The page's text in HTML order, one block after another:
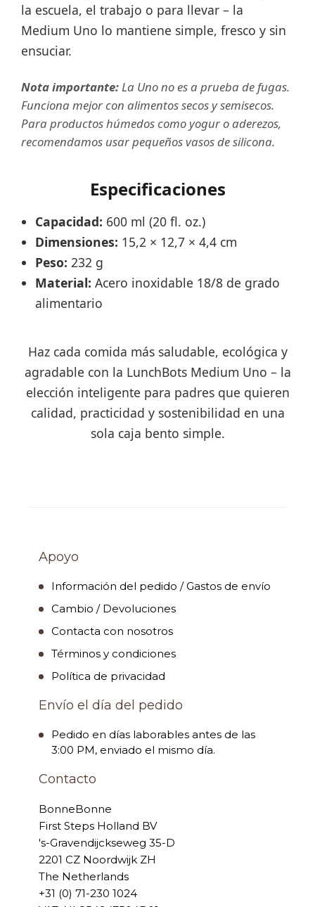
la escuela, el trabajo o para llevar – la
Medium Uno lo mantiene simple, fresco y sin
ensuciar.
Nota importante:La Uno no es a prueba de fugas.
Funciona mejor con alimentos secos y semisecos.
Para productos húmedos como yogur o aderezos,
recomendamos usar pequeños vasos de silicona.
Especificaciones
Capacidad: 600 ml (20 fl. oz.)
Dimensiones: 15,2 × 12,7 × 4,4 cm
Peso: 232 g
Material: Acero inoxidable 18/8 de grado
alimentario
Haz cada comida más saludable, ecológica y
agradable con la LunchBots Medium Uno – la
elección inteligente para padres que quieren
calidad, practicidad y sostenibilidad en una
sola caja bento simple.
Apoyo
Información del pedido / Gastos de envío
Cambio / Devoluciones
Contacta con nosotros
Términos y condiciones
Política de privacidad
Envío el día del pedido
Pedido en días laborables antes de las
3:00 PM, enviado el mismo día.
Contacto
BonneBonne
First Steps Holland BV
's-Gravendijckseweg 35-D
2201 CZ Noordwijk ZH
The Netherlands
+31 (0) 71-230 1024